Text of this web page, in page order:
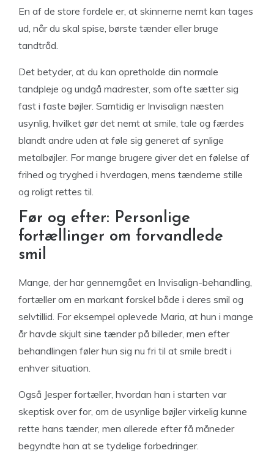
En af de store fordele er, at skinnerne nemt kan tages
ud, når du skal spise, børste tænder eller bruge
tandtråd.
Det betyder, at du kan opretholde din normale
tandpleje og undgå madrester, som ofte sætter sig
fast i faste bøjler. Samtidig er Invisalign næsten
usynlig, hvilket gør det nemt at smile, tale og færdes
blandt andre uden at føle sig generet af synlige
metalbøjler. For mange brugere giver det en følelse af
frihed og tryghed i hverdagen, mens tænderne stille
og roligt rettes til.
Før og efter: Personlige
fortællinger om forvandlede
smil
Mange, der har gennemgået en Invisalign-behandling,
fortæller om en markant forskel både i deres smil og
selvtillid. For eksempel oplevede Maria, at hun i mange
år havde skjult sine tænder på billeder, men efter
behandlingen føler hun sig nu fri til at smile bredt i
enhver situation.
Også Jesper fortæller, hvordan han i starten var
skeptisk over for, om de usynlige bøjler virkelig kunne
rette hans tænder, men allerede efter få måneder
begyndte han at se tydelige forbedringer.